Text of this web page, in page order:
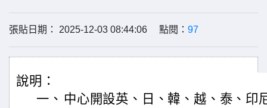
張貼日期： 2025-12-03 08:44:06 點閱： 97
說明：
一、 中心開設英、日、韓、越、泰、印